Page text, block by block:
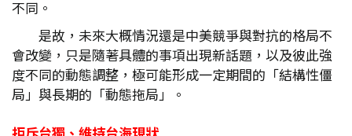
不同。
是故，未來大概情況還是中美競爭與對抗的格局不
會改變，只是隨著具體的事項出現新話題，以及彼此強
度不同的動態調整，極可能形成一定期間的「結構性僵
局」與長期的「動態拖局」。